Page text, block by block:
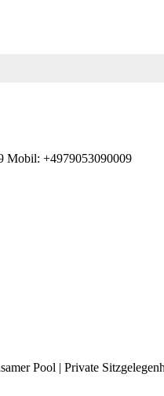
Mobil: +4979053090009
Pool | Private